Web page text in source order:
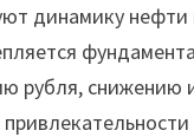
динамику
рубля,